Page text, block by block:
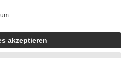
dass es sich um echte Bewertungen
de/articles/4419944605341
unter Zuhilfenahme künstlicher